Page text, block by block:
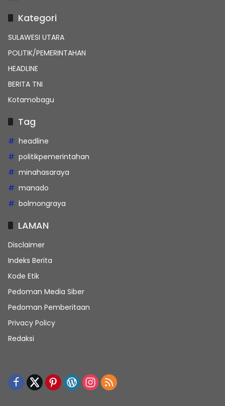
Kategori
SULAWESI UTARA
POLITIK/PEMERINTAHAN
HEADLINE
BERITA TNI
Kotamobagu
Tag
headline
politikpemerintahan
minahasaraya
manado
bolmongraya
LAMAN
Disclaimer
Indeks Berita
Kode Etik
Pedoman Media Siber
Pedoman Pemberitaan
Privacy Policy
Redaksi